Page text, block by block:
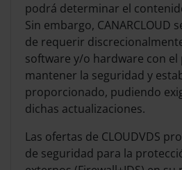
podrá determinar el
Sin embargo, CANARCLOUD
de requerir
software y/o hardware con
mantener la seguridad y
proporcionado, pudiendo
dichas actualizaciones.
Las ofertas de CLOUDVDS
de seguridad para la